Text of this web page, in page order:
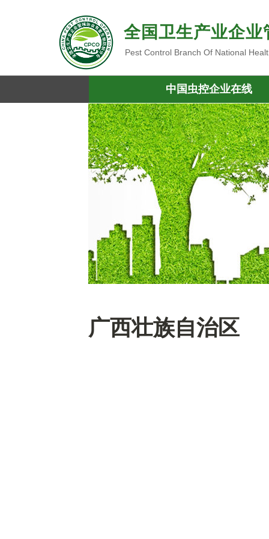
全国卫生产业企
Pest Control Branch Of National
中国虫控企业在线
广西壮族自治区